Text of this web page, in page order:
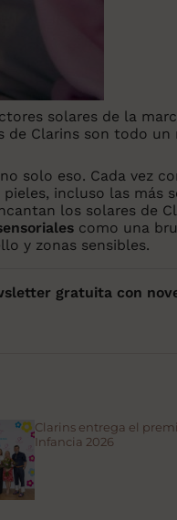
solares de la
de Clarins son todo un
solo eso. Cada vez
incluso las más
los solares de
como una
y zonas sensibles.
gratuita con
Clarins entrega el
Infancia 2026